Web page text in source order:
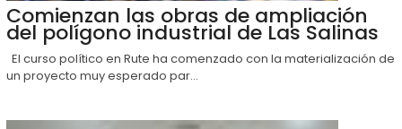
Comienzan las obras de ampliación
del polígono industrial de Las Salinas
El curso político en Rute ha comenzado con la materialización de
un proyecto muy esperado par...